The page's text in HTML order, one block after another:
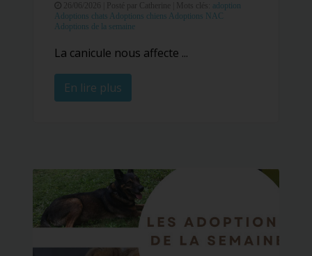
Posté par Catherine |
adoption
Adoptions chats Adoptions chiens Adoptions NAC
Adoptions de la semaine
La canicule nous affecte ...
En lire plus